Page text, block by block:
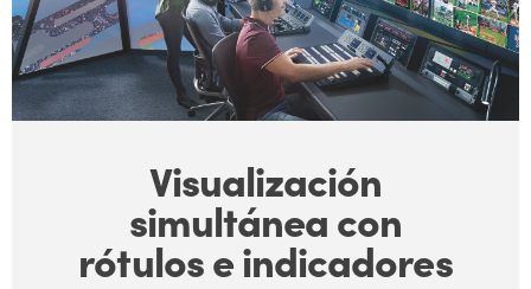
Visualización
simultáneacon
rótulos e indicadores